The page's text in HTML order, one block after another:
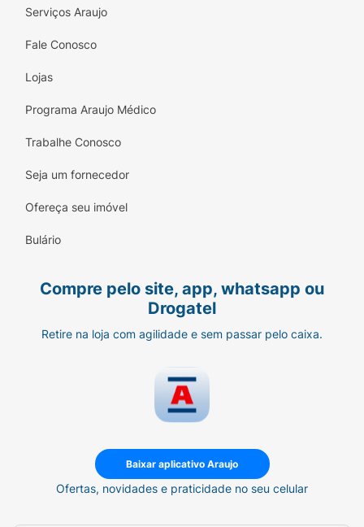
CONTER DERIVADOS DE AMENDOIM E
PEIXE. NÃO CONTÉM GLÚTEN.
Serviços Araujo
Fale Conosco
Lojas
Programa Araujo Médico
Trabalhe Conosco
Seja um fornecedor
Ofereça seu imóvel
Bulário
Compre pelo site, app, whatsapp ou
Drogatel
Retire na loja com agilidade e sem passar pelo caixa.
Baixar aplicativo Araujo
Ofertas, novidades e praticidade no seu celular